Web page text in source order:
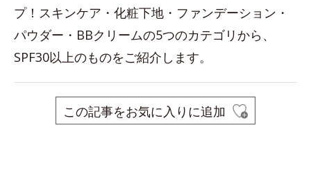
プ！スキンケア・化粧下地・ファンデーション・
パウダー・BBクリームの5つのカテゴリから、
SPF30以上のものをご紹介します。
この記事をお気に入りに追加